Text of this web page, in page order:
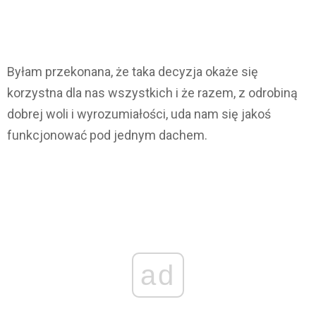
Byłam przekonana, że taka decyzja okaże się
korzystna dla nas wszystkich i że razem, z odrobiną
dobrej woli i wyrozumiałości, uda nam się jakoś
funkcjonować pod jednym dachem.
ad